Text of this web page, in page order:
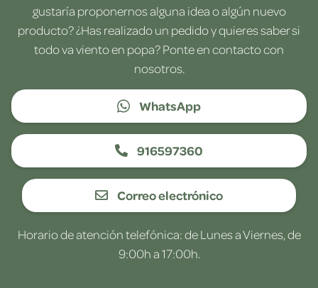
gustaría proponernos alguna idea o algún nuevo
producto? ¿Has realizado un pedido y quieres saber si
todo va viento en popa? Ponte en contacto con
nosotros.
WhatsApp
916597360
Correo electrónico
Horario de atención telefónica: de Lunes a Viernes, de
9:00h a 17:00h.